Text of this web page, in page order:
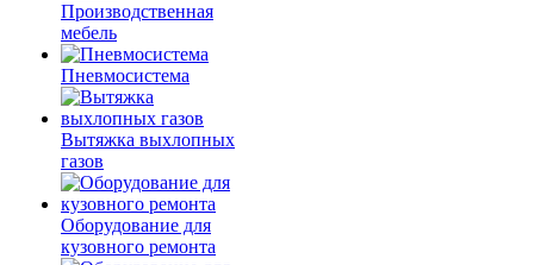
Производственная
мебель
Пневмосистема
Вытяжка выхлопных
газов
Оборудование для
кузовного ремонта